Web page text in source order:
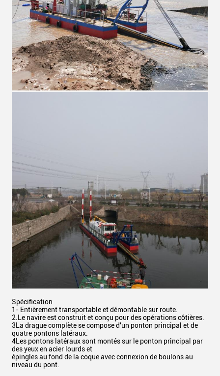
Spécification
1- Entièrement transportable et démontable sur route.
2.Le navire est construit et conçu pour des opérations côtières.
3La drague complète se compose d'un ponton principal et de
quatre pontons latéraux.
4Les pontons latéraux sont montés sur le ponton principal par
des yeux en acier lourds et
épingles au fond de la coque avec connexion de boulons au
niveau du pont.